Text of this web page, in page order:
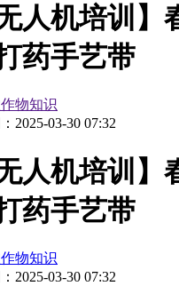
人机培训】
药手艺带
物知识
2025-03-30 07:32
人机培训】
药手艺带
物知识
2025-03-30 07:32